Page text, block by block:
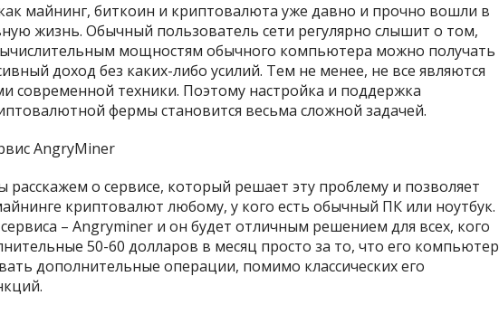
майнинг, биткоин и криптовалюта уже давно и прочно вошли в
жизнь. Обычный пользователь сети регулярно слышит о том,
мощностям обычного компьютера можно получать
доход без каких-либо усилий. Тем не менее, не все являются
современной техники. Поэтому настройка и поддержка
фермы становится весьма сложной задачей.
расскажем о сервисе, который решает эту проблему и позволяет
криптовалют любому, у кого есть обычный ПК или ноутбук.
– Angryminer и он будет отличным решением для всех, кого
50-60 долларов в месяц просто за то, что его компьютер
дополнительные операции, помимо классических его